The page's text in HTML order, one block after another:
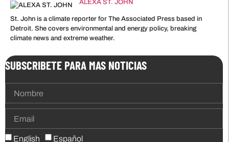
ALEXA ST. JOHN
St. John is a climate reporter for The Associated Press based in
Detroit. She covers environmental and energy policy, breaking
climate news and extreme weather.
SUBSCRIBETE PARA MAS NOTICIAS
English Español